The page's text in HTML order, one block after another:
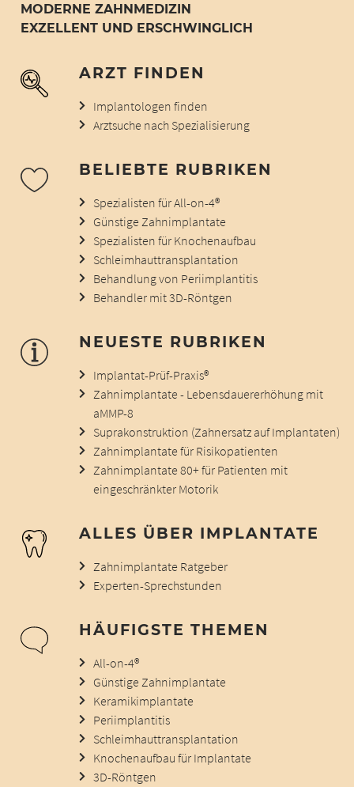
MODERNE ZAHNMEDIZIN
EXZELLENT UND ERSCHWINGLICH
ARZT FINDEN
Implantologen finden
Arztsuche nach Spezialisierung
BELIEBTE RUBRIKEN
Spezialisten für All-on-4®
Günstige Zahnimplantate
Spezialisten für Knochenaufbau
Schleimhauttransplantation
Behandlung von Periimplantitis
Behandler mit 3D-Röntgen
NEUESTE RUBRIKEN
Implantat-Prüf-Praxis®
Zahnimplantate - Lebensdauererhöhung mit
aMMP-8
Suprakonstruktion (Zahnersatz auf Implantaten)
Zahnimplantate für Risikopatienten
Zahnimplantate 80+ für Patienten mit
eingeschränkter Motorik
ALLES ÜBER IMPLANTATE
Zahnimplantate Ratgeber
Experten-Sprechstunden
HÄUFIGSTE THEMEN
All-on-4®
Günstige Zahnimplantate
Keramikimplantate
Periimplantitis
Schleimhauttransplantation
Knochenaufbau für Implantate
3D-Röntgen